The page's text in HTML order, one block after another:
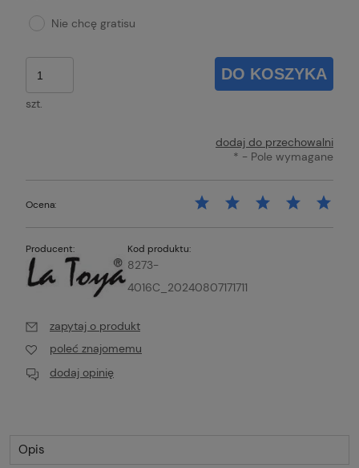
Nie chcę gratisu
szt.
DO KOSZYKA
dodaj do przechowalni
* - Pole wymagane
Ocena:
Producent: Kod produktu:
8273-
4016C_20240807171711
zapytaj o produkt
poleć znajomemu
dodaj opinię
Opis